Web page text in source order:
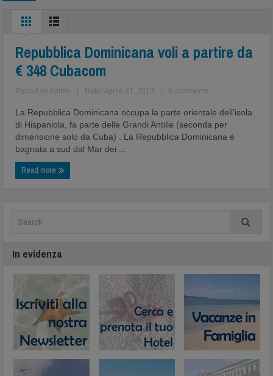
Repubblica Dominicana voli a partire da
€ 348 Cubacom
Posted by Admin Date: Aprile 21, 2013 0 comments
La Repubblica Dominicana occupa la parte orientale dell’isola
di Hispaniola, fa parte delle Grandi Antille (seconda per
dimensione solo da Cuba) . La Repubblica Dominicana è
bagnata a sud dal Mar dei ...
Read more
In evidenza